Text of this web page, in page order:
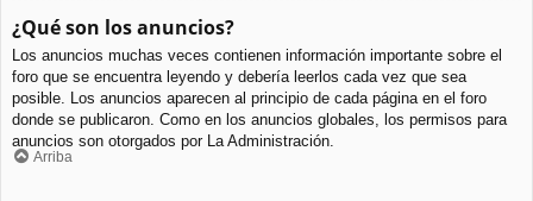
¿Qué son los anuncios?
Los anuncios muchas veces contienen información importante sobre el
foro que se encuentra leyendo y debería leerlos cada vez que sea
posible. Los anuncios aparecen al principio de cada página en el foro
donde se publicaron. Como en los anuncios globales, los permisos para
anuncios son otorgados por La Administración.
Arriba